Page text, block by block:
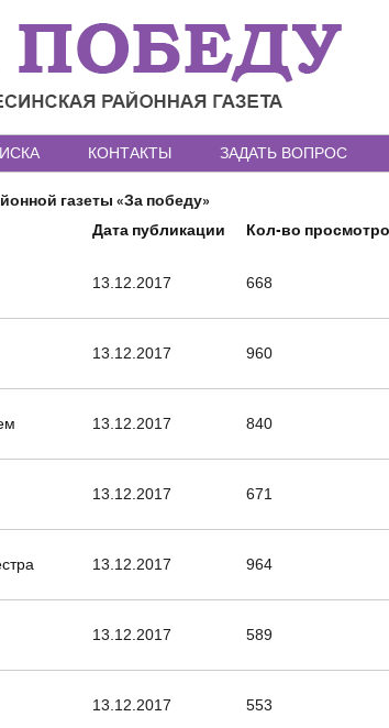
КОНТАКТЫ ЗАДАТЬ ВОПРОС
газеты «За победу»
Дата публикации Кол-во
13.12.2017 668
13.12.2017 960
13.12.2017 840
13.12.2017 671
13.12.2017 964
13.12.2017 589
13.12.2017 553